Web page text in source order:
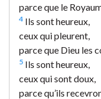
parce que le
4 Ils sont heureux,
ceux qui pleurent,
parce que Dieu les
5 Ils sont heureux,
ceux qui sont doux,
parce qu’ils